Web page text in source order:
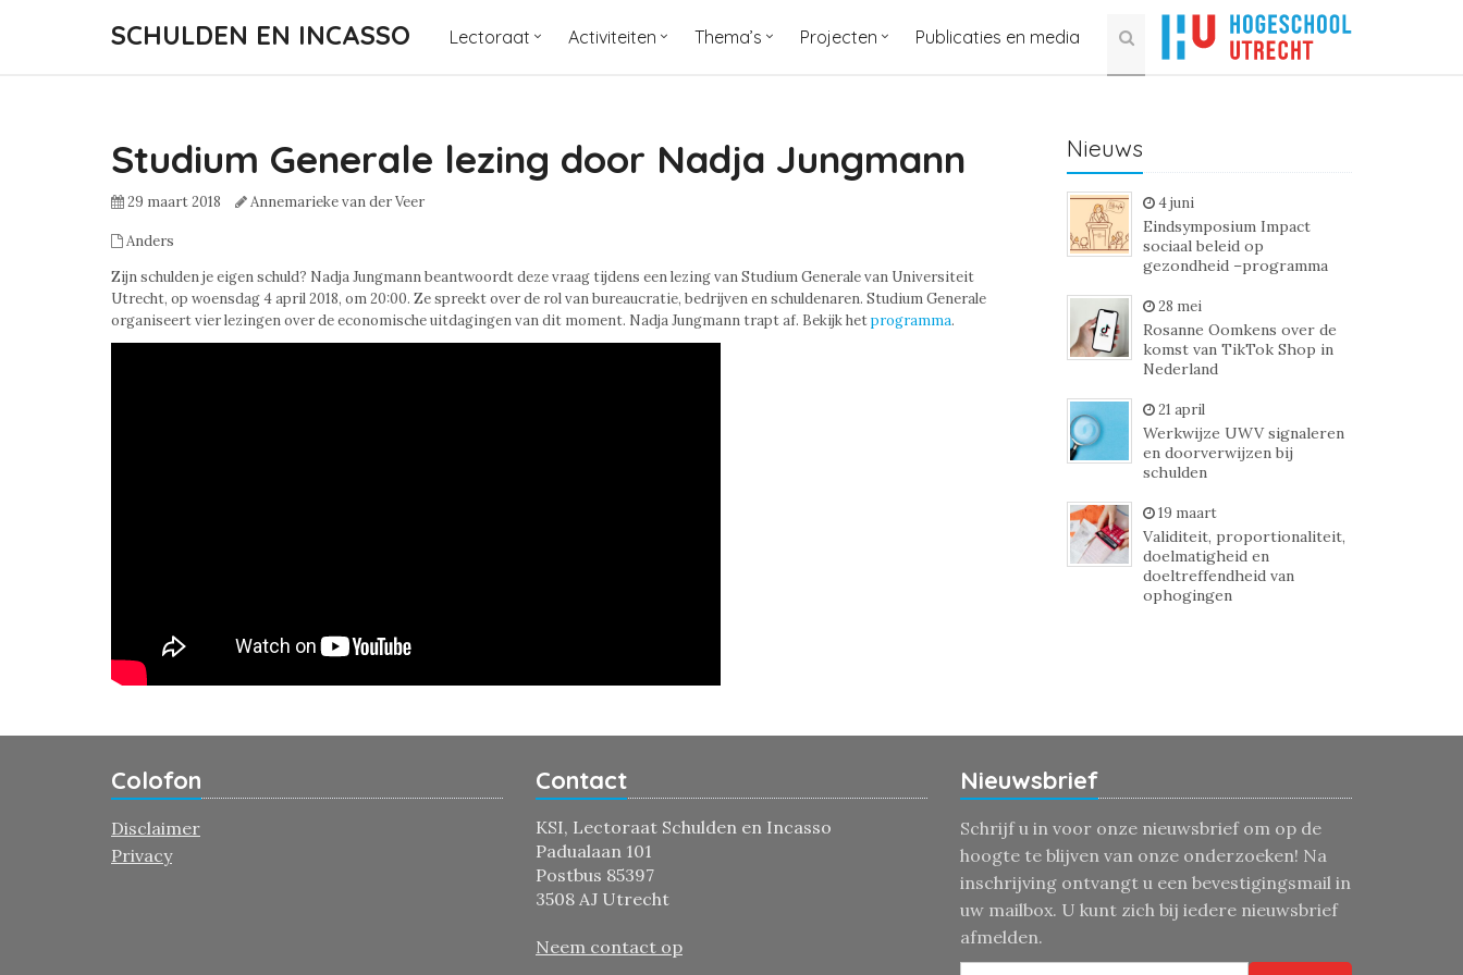
SCHULDEN EN INCASSO Lectoraat Activiteiten Thema’s Projecten Publicaties en media
Studium Generale lezing door Nadja Jungmann
29 maart 2018 Annemarieke van der Veer
Anders
Zijn schulden je eigen schuld? Nadja Jungmann beantwoordt deze vraag tijdens een lezing van Studium Generale van Universiteit
Utrecht, op woensdag 4 april 2018, om 20:00. Ze spreekt over de rol van bureaucratie, bedrijven en schuldenaren. Studium Generale
organiseert vier lezingen over de economische uitdagingen van dit moment. Nadja Jungmann trapt af. Bekijk hetprogramma.
Nieuws
4 juni
Eindsymposium Impact
sociaal beleid op
gezondheid –programma
28 mei
Rosanne Oomkens over de
komst van TikTok Shop in
Nederland
21 april
Werkwijze UWV signaleren
en doorverwijzen bij
schulden
19 maart
Validiteit, proportionaliteit,
doelmatigheid en
doeltreffendheid van
ophogingen
Colofon
Disclaimer
Privacy
Contact
KSI, Lectoraat Schulden en Incasso
Padualaan 101
Postbus 85397
3508 AJ Utrecht
Neem contact op
Nieuwsbrief
Schrijf u in voor onze nieuwsbrief om op de
hoogte te blijven van onze onderzoeken! Na
inschrijving ontvangt u een bevestigingsmail in
uw mailbox. U kunt zich bij iedere nieuwsbrief
afmelden.